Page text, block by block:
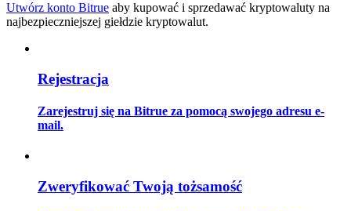
Przewodnik
Utwórz konto Bitrue aby kupować i sprzedawać kryptowaluty na
najbezpieczniejszej giełdzie kryptowalut.
Rejestracja
Zarejestruj się na Bitrue za pomocą swojego adresu e-
mail.
Zweryfikować Twoją tożsamość